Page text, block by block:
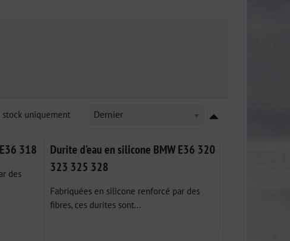
Dernier
stock uniquement
318
des
Durite d'eau en silicone BMW E36 320
323 325 328
Fabriquées en silicone renforcé par des
fibres, ces durites sont...